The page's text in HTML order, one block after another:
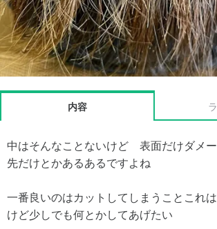
内容
中はそんなことないけど 表面だけダメ
先だけとかあるあるですよね
一番良いのはカットしてしまうことこれ
けど少しでも何とかしてあげたい